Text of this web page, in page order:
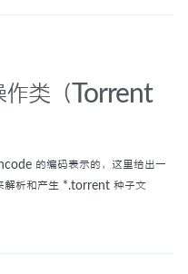
类（Torrent
的编码表示的，这里给出一
解析和产生 *.torrent 种子文